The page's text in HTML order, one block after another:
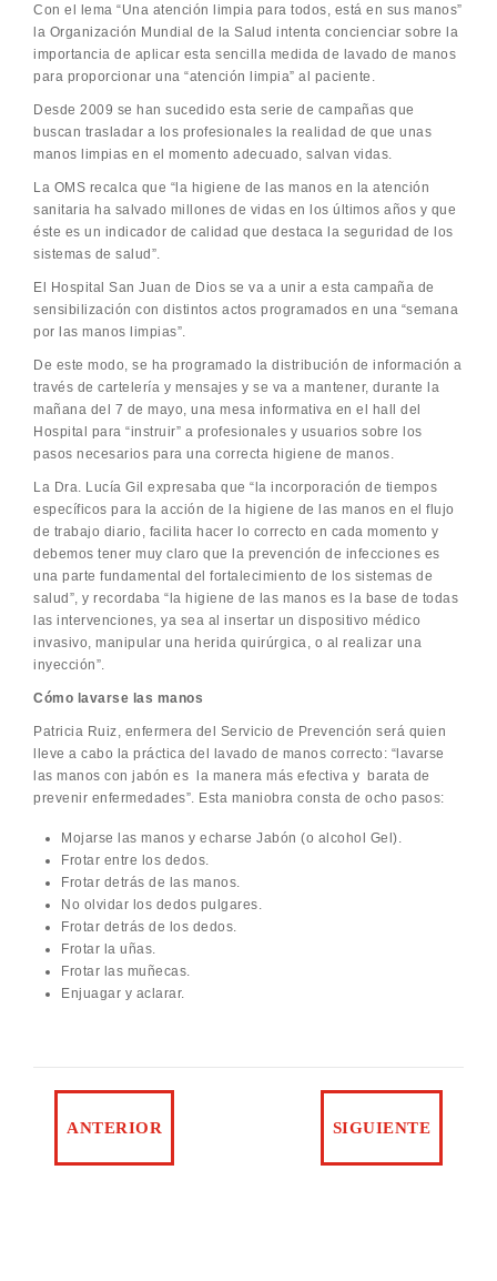
Con el lema “Una atención limpia para todos, está en sus manos”
la Organización Mundial de la Salud intenta concienciar sobre la
importancia de aplicar esta sencilla medida de lavado de manos
para proporcionar una “atención limpia” al paciente.
Desde 2009 se han sucedido esta serie de campañas que
buscan trasladar a los profesionales la realidad de que unas
manos limpias en el momento adecuado, salvan vidas.
La OMS recalca que “la higiene de las manos en la atención
sanitaria ha salvado millones de vidas en los últimos años y que
éste es un indicador de calidad que destaca la seguridad de los
sistemas de salud”.
El Hospital San Juan de Dios se va a unir a esta campaña de
sensibilización con distintos actos programados en una “semana
por las manos limpias”.
De este modo, se ha programado la distribución de información a
través de cartelería y mensajes y se va a mantener, durante la
mañana del 7 de mayo, una mesa informativa en el hall del
Hospital para “instruir” a profesionales y usuarios sobre los
pasos necesarios para una correcta higiene de manos.
La Dra. Lucía Gil expresaba que “la incorporación de tiempos
específicos para la acción de la higiene de las manos en el flujo
de trabajo diario, facilita hacer lo correcto en cada momento y
debemos tener muy claro que la prevención de infecciones es
una parte fundamental del fortalecimiento de los sistemas de
salud”, y recordaba “la higiene de las manos es la base de todas
las intervenciones, ya sea al insertar un dispositivo médico
invasivo, manipular una herida quirúrgica, o al realizar una
inyección”.
Cómo lavarse las manos
Patricia Ruiz, enfermera del Servicio de Prevención será quien
lleve a cabo la práctica del lavado de manos correcto: “lavarse
las manos con jabón es la manera más efectiva y barata de
prevenir enfermedades”. Esta maniobra consta de ocho pasos:
Mojarse las manos y echarse Jabón (o alcohol Gel).
Frotar entre los dedos.
Frotar detrás de las manos.
No olvidar los dedos pulgares.
Frotar detrás de los dedos.
Frotar la uñas.
Frotar las muñecas.
Enjuagar y aclarar.